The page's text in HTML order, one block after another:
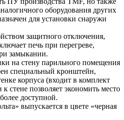
оборудования других
для установки снаружи
защитного отключения,
печь при перегреве,
замыкании.
на стену парильного помещения
специальный кронштейн,
корпуса (входит в комплект
стене позволяет экономить место
доступной.
выпускается в цвете «черная